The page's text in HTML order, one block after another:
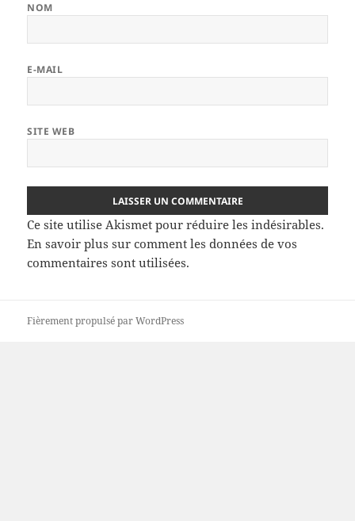
NOM
E-MAIL
SITE WEB
Ce site utilise Akismet pour réduire les indésirables.
En savoir plus sur comment les données de vos
commentaires sont utilisées.
Fièrement propulsé par WordPress